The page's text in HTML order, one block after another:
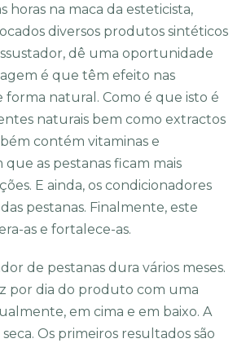
na maca da esteticista,
diversos produtos sintéticos
dê uma oportunidade
é que têm efeito nas
natural. Como é que isto é
naturais bem como extractos
contém vitaminas e
as pestanas ficam mais
E ainda, os condicionadores
pestanas. Finalmente, este
as e fortalece-as.
de pestanas dura vários meses.
por dia do produto com uma
em cima e em baixo. A
Os primeiros resultados são